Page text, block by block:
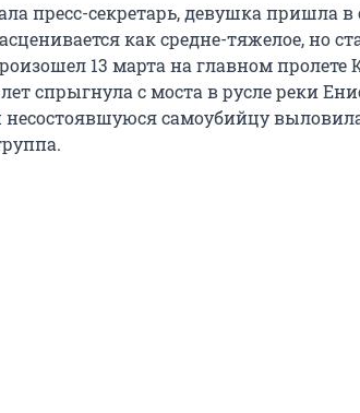
пресс-секретарь, девушка пришла в
как средне-тяжелое, но
13 марта на главном пролете
спрыгнула с моста в русле реки
несостоявшуюся самоубийцу